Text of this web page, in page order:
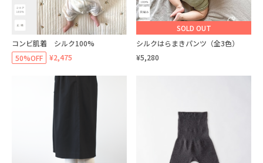
コンビ肌着 シルク100%
50%OFF
¥2,475
SOLD OUT
シルクはらまきパンツ（全3色）
¥5,280